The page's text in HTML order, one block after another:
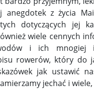
z życia Mai
dotyczących jej
wiele cennych
i ich mnogiej
rowerów, który do
jak ustawić
jechać i